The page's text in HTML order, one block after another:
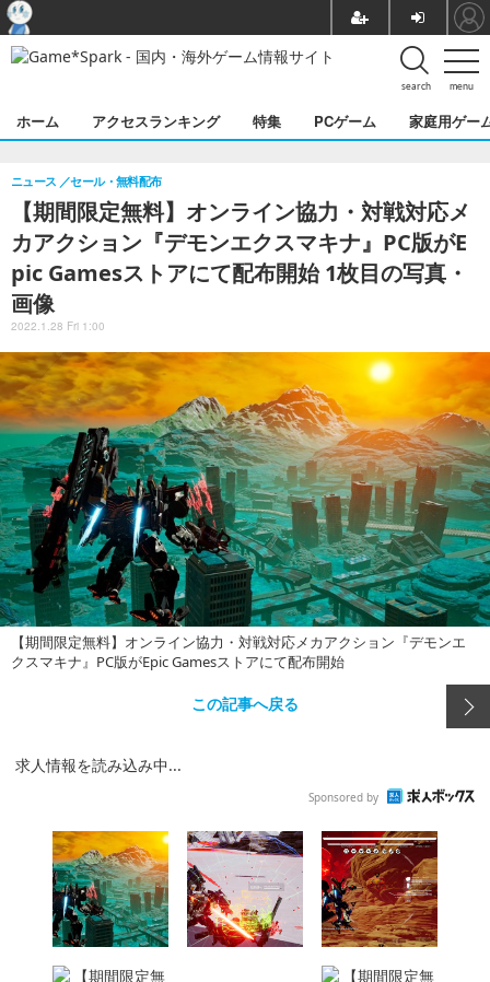
menu
search
ホーム アクセスランキング 特集 PCゲーム 家庭用ゲー
【期間限定無料】オンライン協力・対戦対応メ
カアクション『デモンエクスマキナ』PC版がE
pic Gamesストアにて配布開始 1枚目の写真・
画像
ニュース セール・無料配布
2022.1.28 Fri 1:00
【期間限定無料】オンライン協力・対戦対応メカアクション『デモンエ
クスマキナ』PC版がEpic Gamesストアにて配布開始
この記事へ戻る
求人情報を読み込み中...
Sponsored by